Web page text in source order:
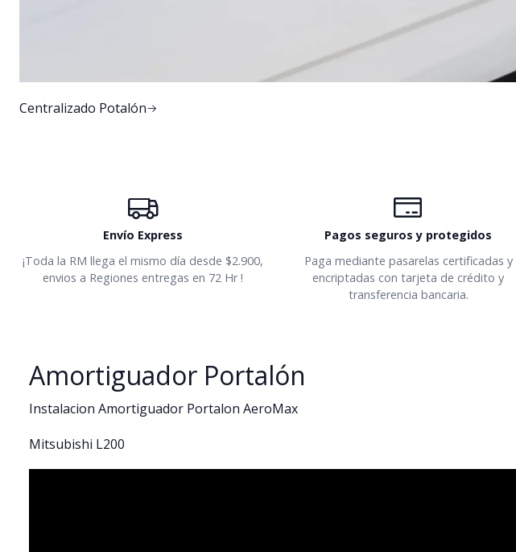
Centralizado Potalón
Envío Express
¡Toda la RM llega el mismo día desde $2.900,
envios a Regiones entregas en 72 Hr !
Pagos seguros y protegidos
Paga mediante pasarelas certificadas y
encriptadas con tarjeta de crédito y
transferencia bancaria.
Amortiguador Portalón
Instalacion Amortiguador Portalon AeroMax
Mitsubishi L200